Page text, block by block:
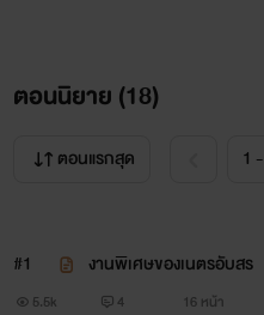
ตอนนิยาย (18)
ตอนแรกสุด
#1 งานพิเศษของเนตรอับสร
5.5k 4 16 หน้า